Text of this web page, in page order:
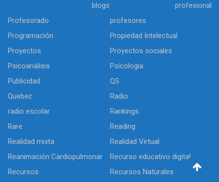
blogs
profesional
Profesorado
profesores
Programación
Propiedad Intelectual
Proyectos
Proyectos sociales
Psicoanálisis
Psicologia
Publicidad
QS
Quebec
Radio
radio escolar
Rankings
Rare
Reading
Realidad mixta
Realidad Virtual
Reanimación Cardiopulmonar
Recurso educativo digital
Recursos
Recursos Naturales